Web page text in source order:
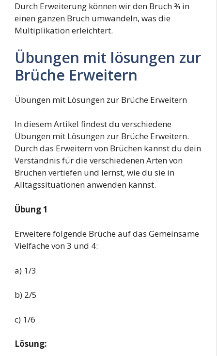
Durch Erweiterung können wir den Bruch ¾ in
einen ganzen Bruch umwandeln, was die
Multiplikation erleichtert.
Übungen mit lösungen zur
Brüche Erweitern
Übungen mit Lösungen zur Brüche Erweitern
In diesem Artikel findest du verschiedene
Übungen mit Lösungen zur Brüche Erweitern.
Durch das Erweitern von Brüchen kannst du dein
Verständnis für die verschiedenen Arten von
Brüchen vertiefen und lernst, wie du sie in
Alltagssituationen anwenden kannst.
Übung 1
Erweitere folgende Brüche auf das Gemeinsame
Vielfache von 3 und 4:
a) 1/3
b) 2/5
c) 1/6
Lösung: